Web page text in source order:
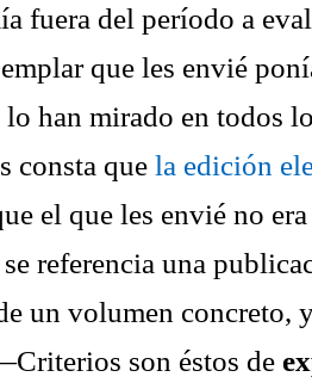
fuera del período a
que les envié
han mirado en todos
consta que la edición
el que les envié no
referencia una
un volumen concreto,
son éstos de